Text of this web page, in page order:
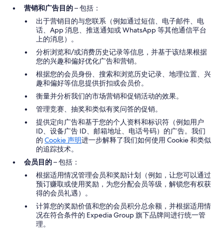
营销和广告目的– 包括：
出于营销目的与您联系（例如通过短信、电子邮件、电
话、App 消息、推送通知或 WhatsApp 等其他通信平台
上的消息）。
分析浏览和/或消费历史记录等信息，并基于该结果根据
您的兴趣和偏好优化广告和营销。
根据您的会员身份、搜索和浏览历史记录、地理位置、兴
趣和偏好等信息提供折扣或会员价。
衡量并分析我们的市场营销和促销活动的效果。
管理竞赛、抽奖和类似有奖问答的促销。
提供定向广告和基于您的个人资料和标识符（例如用户
ID、设备广告 ID、邮箱地址、电话号码）的广告。我们
的 Cookie 声明进一步解释了我们如何使用 Cookie 和类似
的追踪技术。
会员目的– 包括：
根据适用情况管理会员和奖励计划（例如，让您可以通过
预订赚取或使用奖励，为您分配会员等级，解锁您有权获
得的会员礼遇）。
计算您的奖励价值和您的会员积分总余额，并根据适用情
况在符合条件的 Expedia Group 旗下品牌间进行统一管
理。